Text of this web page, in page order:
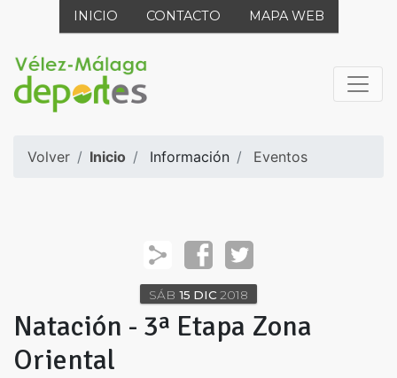
INICIO CONTACTO MAPA WEB
Volver Inicio Información Eventos
SÁB 15 DIC 2018
Natación - 3ª Etapa Zona
Oriental